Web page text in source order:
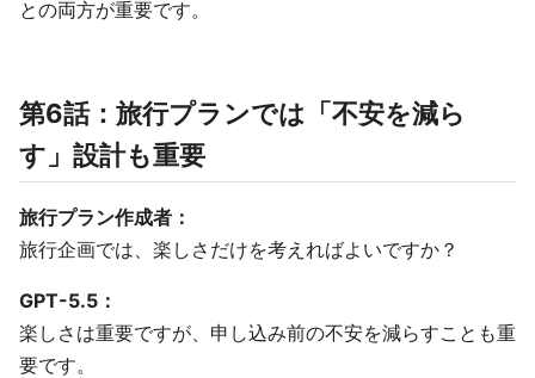
との両方が重要です。
第6話：旅行プランでは「不安を減ら
す」設計も重要
旅行プラン作成者：
旅行企画では、楽しさだけを考えればよいですか？
GPT-5.5：
楽しさは重要ですが、申し込み前の不安を減らすことも重
要です。